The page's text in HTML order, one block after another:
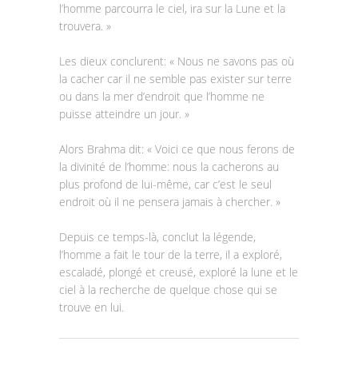
l’homme parcourra le ciel, ira sur la Lune et la
trouvera. »
Les dieux conclurent: « Nous ne savons pas où
la cacher car il ne semble pas exister sur terre
ou dans la mer d’endroit que l’homme ne
puisse atteindre un jour. »
Alors Brahma dit: « Voici ce que nous ferons de
la divinité de l’homme: nous la cacherons au
plus profond de lui-même, car c’est le seul
endroit où il ne pensera jamais à chercher. »
Depuis ce temps-là, conclut la légende,
l’homme a fait le tour de la terre, il a exploré,
escaladé, plongé et creusé, exploré la lune et le
ciel à la recherche de quelque chose qui se
trouve en lui.